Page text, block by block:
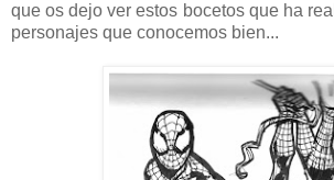
que os dejo ver estos bocetos que ha
personajes que conocemos bien...